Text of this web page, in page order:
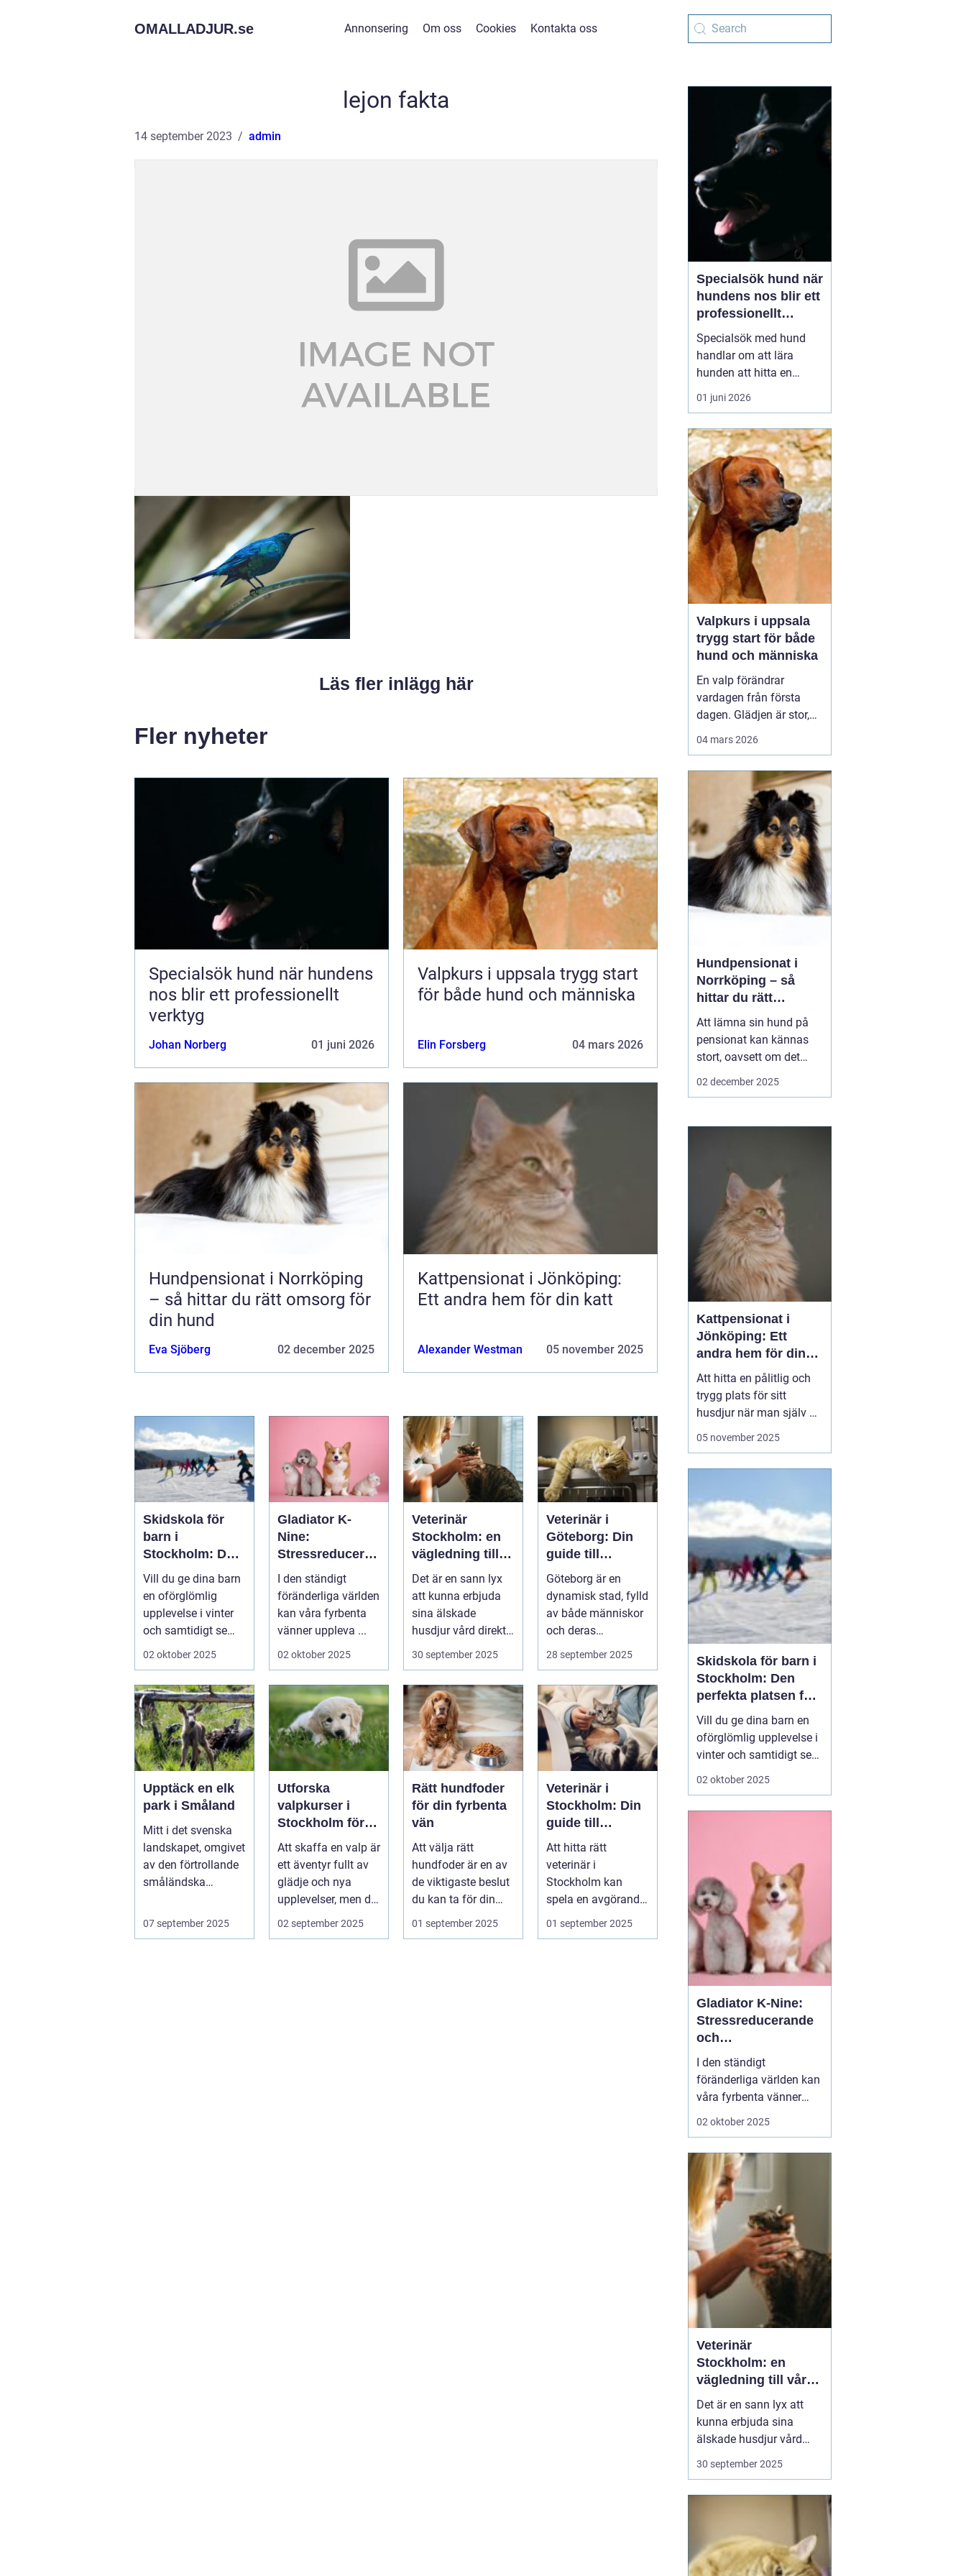
OMALLADJUR.se Annonsering Om oss Cookies Kontakta oss
lejon fakta
14 september 2023 admin
Läs fler inlägg här
Fler nyheter
Specialsök hund när hundens
nos blir ett professionellt
verktyg
Johan Norberg 01 juni 2026
Valpkurs i uppsala trygg start
för både hund och människa
Elin Forsberg 04 mars 2026
Hundpensionat i Norrköping
– så hittar du rätt omsorg för
din hund
Eva Sjöberg 02 december 2025
Kattpensionat i Jönköping:
Ett andra hem för din katt
Alexander Westman 05 november 2025
Skidskola för
barn i
Stockholm: Den
perfekta platsen
för små blivande
skidåkare
Vill du ge dina barn
en oförglömlig
upplevelse i vinter
och samtidigt se
dem utvecklas
02 oktober 2025
Gladiator K-
Nine:
Stressreduceran
de och
ångestdämpand
e hundhalsband
I den ständigt
föränderliga världen
kan våra fyrbenta
vänner uppleva ...
02 oktober 2025
Veterinär
Stockholm: en
vägledning till
vård i hemmiljö
Det är en sann lyx
att kunna erbjuda
sina älskade
husdjur vård direkt i
hemmet. I st...
30 september 2025
Veterinär i
Göteborg: Din
guide till
djursjukvård
Göteborg är en
dynamisk stad, fylld
av både människor
och deras
djurvänner...
28 september 2025
Upptäck en elk
park i Småland
Mitt i det svenska
landskapet, omgivet
av den förtrollande
småländska
07 september 2025
Utforska
valpkurser i
Stockholm för
en lycklig och
välanpassad
valp
Att skaffa en valp är
ett äventyr fullt av
glädje och nya
upplevelser, men det
st&aum...
02 september 2025
Rätt hundfoder
för din fyrbenta
vän
Att välja rätt
hundfoder är en av
de viktigaste beslut
du kan ta för din
hunds h...
01 september 2025
Veterinär i
Stockholm: Din
guide till
djursjukvård i
huvudstaden
Att hitta rätt
veterinär i
Stockholm kan
spela en avgörande
roll för ditt husdju...
01 september 2025
Specialsök hund när
hundens nos blir ett
professionellt
verktyg
Specialsök med hund
handlar om att lära
hunden att hitta en
specifik doft, till exempel
narkotika, vägglöss,
ämnen som människor
har svårt att upptäcka
själva. Genom
strukturerad träning kan
både arbets- och
sällskapshundar ut...
01 juni 2026
Valpkurs i uppsala
trygg start för både
hund och människa
En valp förändrar
vardagen från första
dagen. Glädjen är stor,
följsam och social hund.
En genomtänktvalpkurs
upsala
ger både valp
och äga...
04 mars 2026
Hundpensionat i
Norrköping – så
hittar du rätt
omsorg för din hund
Att lämna sin hund på
pensionat kan kännas
stort, oavsett om det
gäller en hel semester
runt Norrköping letar
hunden blir...
02 december 2025
Kattpensionat i
Jönköping: Ett
andra hem för din
katt
Att hitta en pålitlig och
trygg plats för sitt
husdjur när man själv är
på resande fot kan
lösningen vara att lämna
katten...
05 november 2025
Skidskola för barn i
Stockholm: Den
perfekta platsen för
små blivande
skidåkare
Vill du ge dina barn en
oförglömlig upplevelse i
vinter och samtidigt se
dem utvecklas på
erbjuder många
möjligheter f&o...
02 oktober 2025
Gladiator K-Nine:
Stressreducerande
och
ångestdämpande
hundhalsband
I den ständigt
föränderliga världen kan
våra fyrbenta vänner
uppleva att livet blir
mänskliga problem;
många hundägare kan
intyga att d...
02 oktober 2025
Veterinär
Stockholm: en
vägledning till vård i
hemmiljö
Det är en sann lyx att
kunna erbjuda sina
älskade husdjur vård
direkt i hemmet. I
storstaden, där tiden
professionell veterinär
en högst v&aum...
30 september 2025